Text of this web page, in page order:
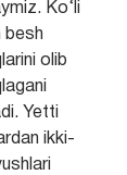
Ko‘li
besh
olib
Yetti
ikki-